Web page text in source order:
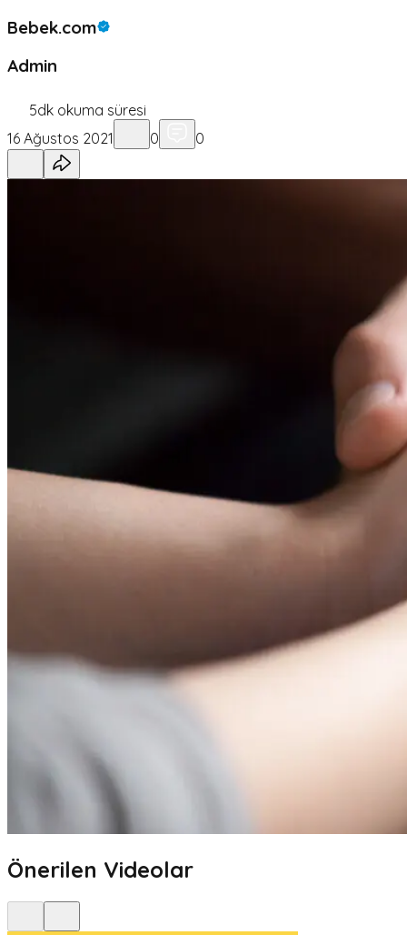
Bebek.com
Admin
5dk okuma süresi
16 Ağustos 2021
0 0
Önerilen Videolar